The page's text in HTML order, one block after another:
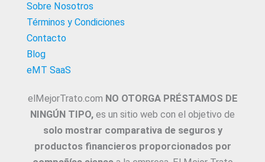
Sobre Nosotros
Términos y Condiciones
Contacto
Blog
eMT SaaS
elMejorTrato.com NO OTORGA PRÉSTAMOS DE
NINGÚN TIPO, es un sitio web con el objetivo de
solo mostrar comparativa de seguros y
productos financieros proporcionados por